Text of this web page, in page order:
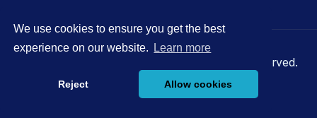
We use cookies to ensure you get the best
experience on our website.
Learn more
Reject Allow cookies
© 2026 Happy Be Tours Hurghada, All rights reserved.
Angetrieben durch